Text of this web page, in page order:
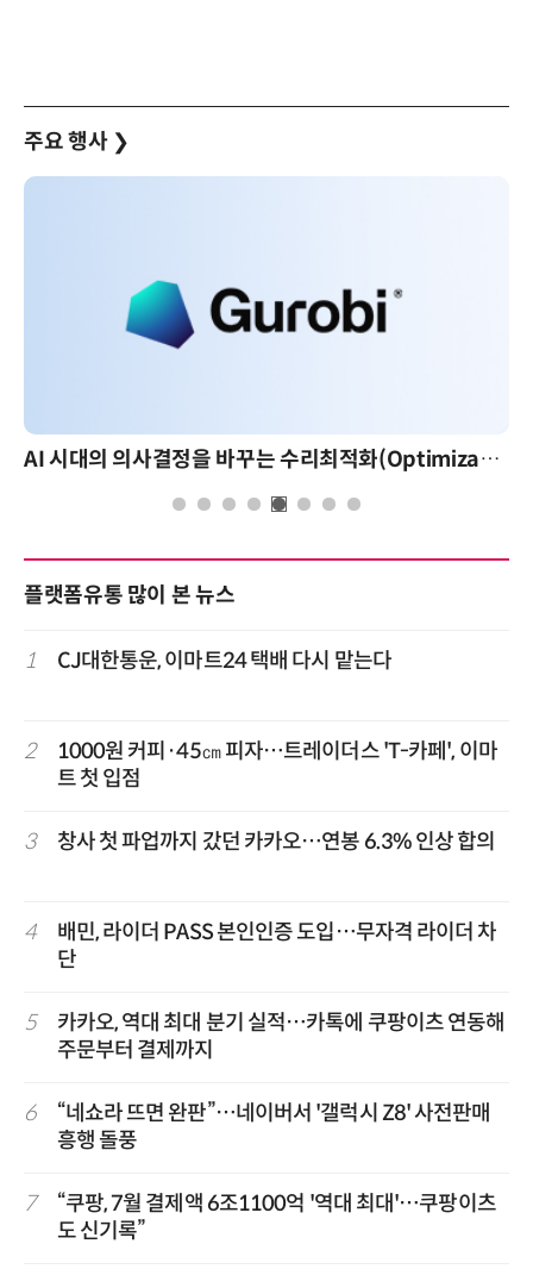
주요 행사 ❯
AI 시대의 의사결정을 바꾸는 수리최적화(Optimization): 실제 산업 적용 사례와 활용 전략
플랫폼유통 많이 본 뉴스
1 CJ대한통운, 이마트24 택배 다시 맡는다
2
1000원 커피·45㎝ 피자…트레이더스 'T-카페', 이마
트 첫 입점
3 창사 첫 파업까지 갔던 카카오…연봉 6.3% 인상 합의
4
배민, 라이더 PASS 본인인증 도입…무자격 라이더 차
단
5
카카오, 역대 최대 분기 실적…카톡에 쿠팡이츠 연동해
주문부터 결제까지
6
“네쇼라 뜨면 완판”…네이버서 '갤럭시 Z8' 사전판매
흥행 돌풍
7
“쿠팡, 7월 결제액 6조1100억 '역대 최대'…쿠팡이츠
도 신기록”